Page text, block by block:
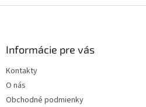
Informácie pre vás
Kontakty
O nás
Obchodné podmienky